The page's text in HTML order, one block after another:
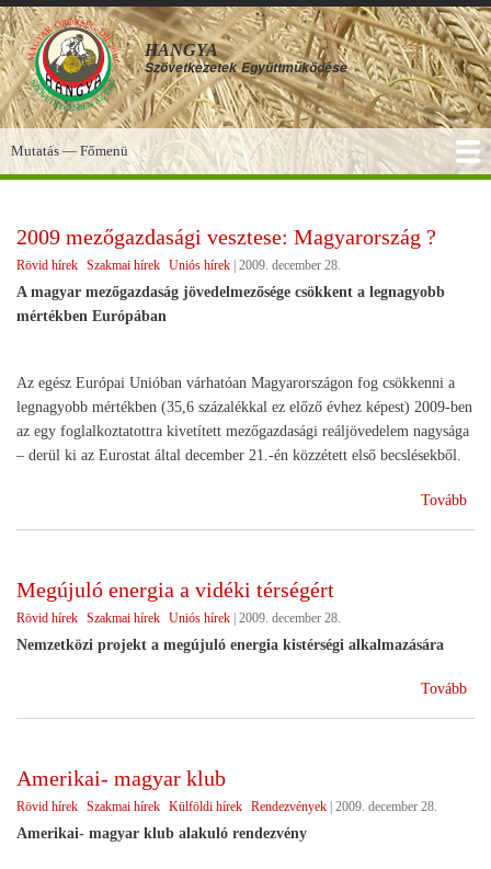
Ugrás
a
tartalomra
HANGYA
Szövetkezetek Együttműködése
Főmenü
Mutatás — Főmenü
2009 mezőgazdasági vesztese: Magyarország ?
Rövid hírek Szakmai hírek Uniós hírek 2009. december 28.
A magyar mezőgazdaság jövedelmezősége csökkent a legnagyobb
mértékben Európában
Az egész Európai Unióban várhatóan Magyarországon fog csökkenni a
legnagyobb mértékben (35,6 százalékkal ez előző évhez képest) 2009-ben
az egy foglalkoztatottra kivetített mezőgazdasági reáljövedelem nagysága
– derül ki az Eurostat által december 21.-én közzétett első becslésekből.
Tovább
Megújuló energia a vidéki térségért
Rövid hírek Szakmai hírek Uniós hírek | 2009. december 28.
Nemzetközi projekt a megújuló energia kistérségi alkalmazására
Tovább
Amerikai- magyar klub
Rövid hírek Szakmai hírek Külföldi hírek Rendezvények 2009. december 28.
Amerikai- magyar klub alakuló rendezvény